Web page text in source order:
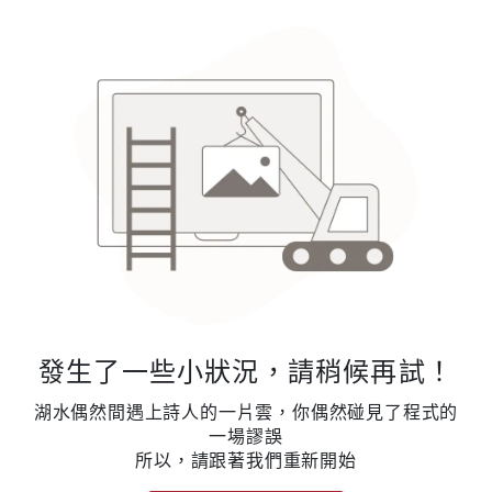
發生了一些小狀況，請稍候再試！
湖水偶然間遇上詩人的一片雲，你偶然碰見了程式的
一場謬誤
所以，請跟著我們重新開始